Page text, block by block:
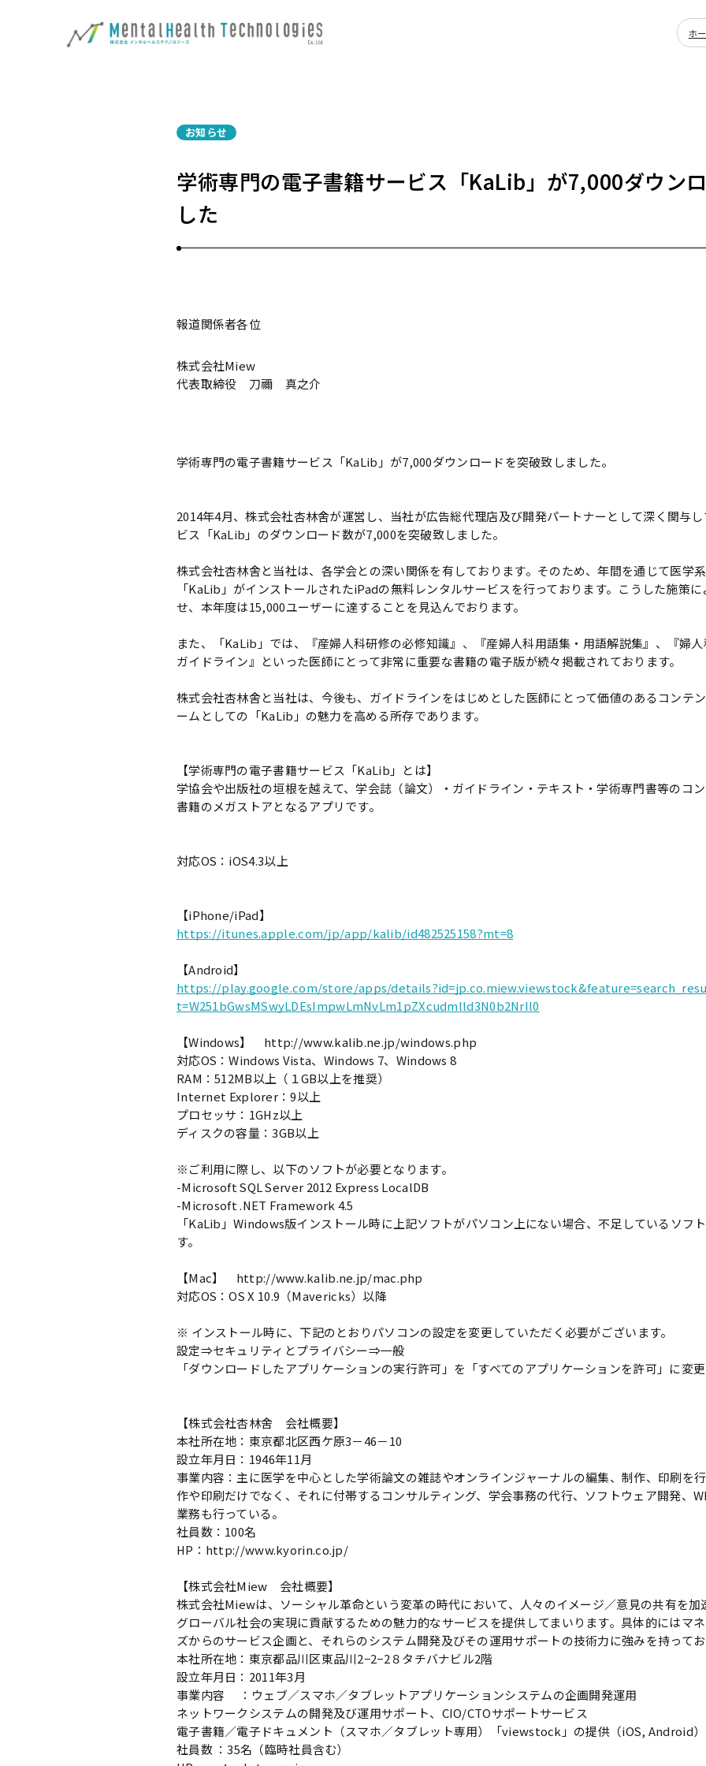
ホ
お知らせ
学術専門の電子書籍サービス「KaLib」が7,000ダウン
した
報道関係者各位
株式会社Miew
代表取締役 刀禰 真之介
学術専門の電子書籍サービス「KaLib」が7,000ダウンロードを突破致しました。
2014年4月、株式会社杏林舍が運営し、当社が広告総代理店及び開発パートナーとして深く関与
ビス「KaLib」のダウンロード数が7,000を突破致しました。
株式会社杏林舍と当社は、各学会との深い関係を有しております。そのため、年間を通じて医学
「KaLib」がインストールされたiPadの無料レンタルサービスを行っております。こうした施策
せ、本年度は15,000ユーザーに達することを見込んでおります。
また、「KaLib」では、『産婦人科研修の必修知識』、『産婦人科用語集・用語解説集』、『婦
ガイドライン』といった医師にとって非常に重要な書籍の電子版が続々掲載されております。
株式会社杏林舍と当社は、今後も、ガイドラインをはじめとした医師にとって価値のあるコンテ
ームとしての「KaLib」の魅力を高める所存であります。
【学術専門の電子書籍サービス「KaLib」とは】
学協会や出版社の垣根を越えて、学会誌（論文）・ガイドライン・テキスト・学術専門書等のコ
書籍のメガストアとなるアプリです。
対応OS：iOS4.3以上
【iPhone/iPad】
https://itunes.apple.com/jp/app/kalib/id482525158?mt=8
【Android】
https://play.google.com/store/apps/
t=W251bGwsMSwyLDEsImpwLmNvLm1pZXcudmlld3N0b2NrIl0
【Windows】 http://www.kalib.ne.jp/windows.php
対応OS：Windows Vista、Windows 7、Windows 8
RAM：512MB以上（１GB以上を推奨）
Internet Explorer：9以上
プロセッサ：1GHz以上
ディスクの容量：3GB以上
※ご利用に際し、以下のソフトが必要となります。
-Microsoft SQL Server 2012 Express LocalDB
-Microsoft .NET Framework 4.5
「KaLib」Windows版インストール時に上記ソフトがパソコン上にない場合、不足しているソフ
す。
【Mac】 http://www.kalib.ne.jp/mac.php
対応OS：OS X 10.9（Mavericks）以降
※ インストール時に、下記のとおりパソコンの設定を変更していただく必要がございます。
設定⇒セキュリティとプライバシー⇒一般
「ダウンロードしたアプリケーションの実行許可」を「すべてのアプリケーションを許可」に変更
【株式会社杏林舍 会社概要】
本社所在地：東京都北区西ケ原3－46－10
設立年月日：1946年11月
事業内容：主に医学を中心とした学術論文の雑誌やオンラインジャーナルの編集、制作、印刷を
作や印刷だけでなく、それに付帯するコンサルティング、学会事務の代行、ソフトウェア開発、
業務も行っている。
社員数：100名
HP：http://www.kyorin.co.jp/
【株式会社Miew 会社概要】
株式会社Miewは、ソーシャル革命という変革の時代において、人々のイメージ／意見の共有を
グローバル社会の実現に貢献するための魅力的なサービスを提供してまいります。具体的にはマ
ズからのサービス企画と、それらのシステム開発及びその運用サポートの技術力に強みを持ってお
本社所在地：東京都品川区東品川2−2−2８タチバナビル2階
設立年月日：2011年3月
事業内容 ：ウェブ／スマホ／タブレットアプリケーションシステムの企画開発運用
ネットワークシステムの開発及び運用サポート、CIO/CTOサポートサービス
電子書籍／電子ドキュメント（スマホ／タブレット専用）「viewstock」の提供（iOS, Android）
社員数 ：35名（臨時社員含む）